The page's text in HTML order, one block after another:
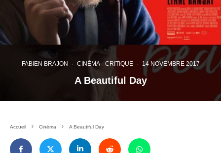
FABIEN BRAJON · CINÉMA CRITIQUE · 14 NOVEMBRE 2017
A Beautiful Day
Accueil Cinéma A Beautiful Day